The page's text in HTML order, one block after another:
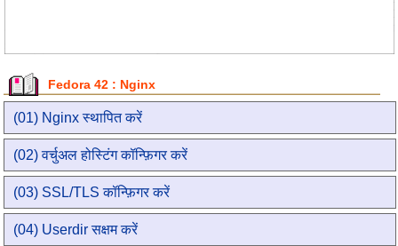
Fedora 42 : Nginx
(01) Nginx स्थापित करें
(02) वर्चुअल होस्टिंग कॉन्फ़िगर करें
(03) SSL/TLS कॉन्फ़िगर करें
(04) Userdir सक्षम करें